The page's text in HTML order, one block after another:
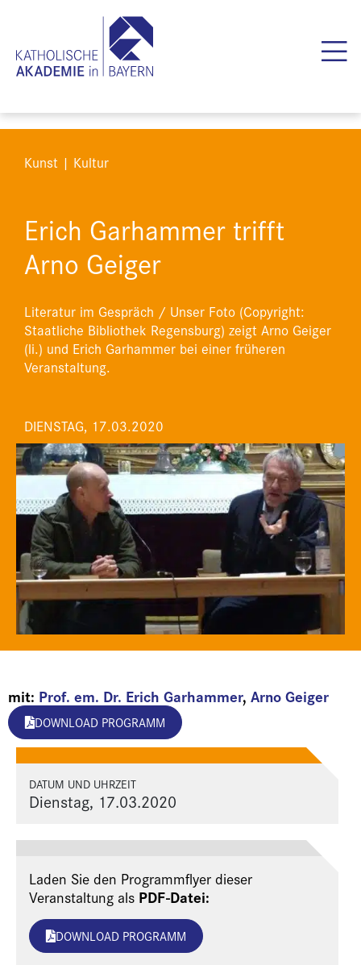
Kunst | Kultur
Erich Garhammer trifft
Arno Geiger
Literatur im Gespräch / Unser Foto (Copyright:
Staatliche Bibliothek Regensburg) zeigt Arno Geiger
(li.) und Erich Garhammer bei einer früheren
Veranstaltung.
DIENSTAG, 17.03.2020
mit: Prof. em. Dr. Erich Garhammer, Arno Geiger
DOWNLOAD PROGRAMM
DATUM UND UHRZEIT
Dienstag, 17.03.2020
Laden Sie den Programmflyer dieser
Veranstaltung als PDF-Datei:
DOWNLOAD PROGRAMM